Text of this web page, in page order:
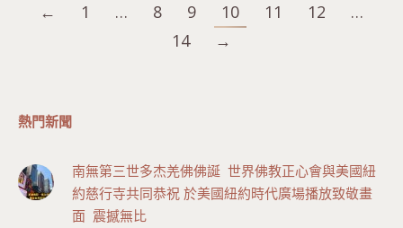
← 1 … 8 9 10 11 12
…
14
→
熱門新聞
南無第三世多杰羌佛佛誕 世界佛教正心會與美國紐
約慈行寺共同恭祝 於美國紐約時代廣場播放致敬畫
面 震撼無比